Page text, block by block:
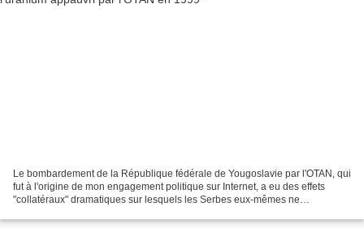
Le bombardement de la République fédérale de Yougoslavie par l'OTAN, qui
fut à l'origine de mon engagement politique sur Internet, a eu des effets
"collatéraux" dramatiques sur lesquels les Serbes eux-mêmes ne